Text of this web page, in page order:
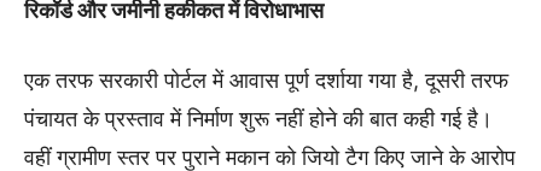
रिकॉर्ड और जमीनी हकीकत में विरोधाभास
एक तरफ सरकारी पोर्टल में आवास पूर्ण दर्शाया गया है, दूसरी तरफ
पंचायत के प्रस्ताव में निर्माण शुरू नहीं होने की बात कही गई है।
वहीं ग्रामीण स्तर पर पुराने मकान को जियो टैग किए जाने के आरोप